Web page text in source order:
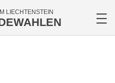
LIECHTENSTEIN